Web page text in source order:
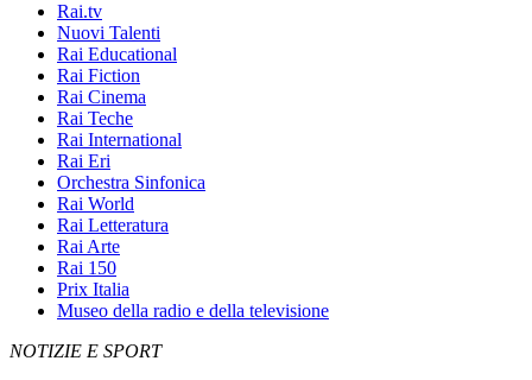
Rai.tv
Nuovi Talenti
Rai Educational
Rai Fiction
Rai Cinema
Rai Teche
Rai International
Rai Eri
Orchestra Sinfonica
Rai World
Rai Letteratura
Rai Arte
Rai 150
Prix Italia
Museo della radio e della televisione
NOTIZIE E SPORT